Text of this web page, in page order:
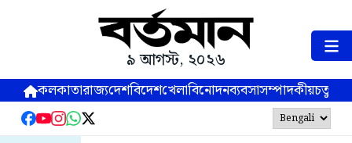
৯ আগস্ট, ২০২৬
কলকাতারাজ্যদেশবিদেশখেলাবিনোদনব্যবসাসম্পাদকীয়